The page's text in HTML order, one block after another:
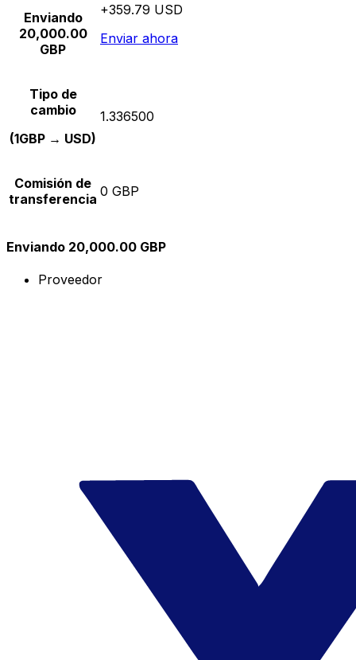
Enviando
20,000.00
GBP
+359.79 USD
Enviar ahora
Tipo de
cambio
(1GBP → USD)
1.336500
Comisión de
transferencia 0 GBP
Enviando 20,000.00 GBP
Proveedor